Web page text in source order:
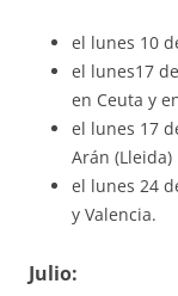
el lunes 10
el lunes17
en Ceuta y
el lunes 17
Arán (Lleida)
el lunes 24
y Valencia.
Julio: